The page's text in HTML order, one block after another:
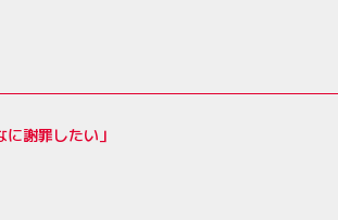
謝罪したい」